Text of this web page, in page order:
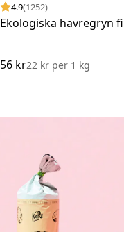
4.9(1252)
Ekologiska havregryn
56 kr22 kr per1 kg